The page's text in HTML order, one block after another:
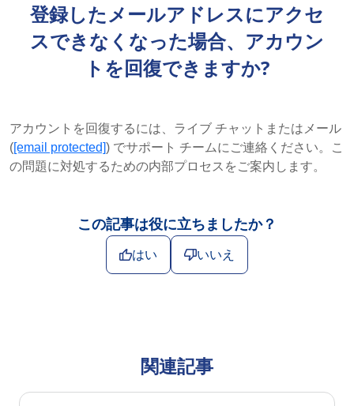
登録したメールアドレスにアクセ
スできなくなった場合、アカウン
トを回復できますか?
アカウントを回復するには、ライブ チャットまたはメール
([email protected]) でサポート チームにご連絡ください。こ
の問題に対処するための内部プロセスをご案内します。
この記事は役に立ちましたか？
はい いいえ
関連記事